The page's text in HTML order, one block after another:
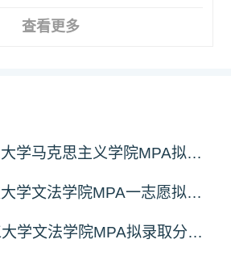
查看更多
2026北京林业大学马克思主义学院MPA拟录取分析解读
2026北京科技大学文法学院MPA一志愿拟录取分析解读
2026北京化工大学文法学院MPA拟录取分析解读